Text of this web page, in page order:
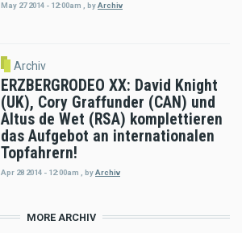
May 27 2014 - 12:00am byArchiv
Archiv
ERZBERGRODEO XX: David Knight
(UK), Cory Graffunder (CAN) und
Altus de Wet (RSA) komplettieren
das Aufgebot an internationalen
Topfahrern!
Apr 28 2014 - 12:00am byArchiv
MORE ARCHIV